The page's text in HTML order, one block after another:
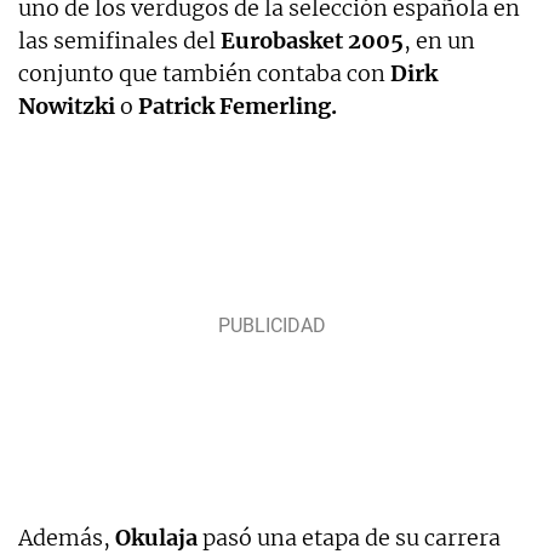
uno de los verdugos de la selección española en
las semifinales delEurobasket 2005, en un
conjunto que también contaba conDirk
Nowitzkio Patrick Femerling.
Además, Okulajapasó una etapa de su carrera